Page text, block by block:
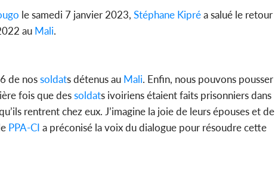
le samedi 7 janvier 2023, Stéphane Kipréa salué le retour
au Mali.
de nossoldats détenus au Mali. Enfin, nous pouvons pousser
fois que dessoldats ivoiriens étaient faits prisonniers dans
rentrent chez eux. J’imagine la joie de leurs épouses et de
PPA-CI a préconisé la voix du dialogue pour résoudre cette